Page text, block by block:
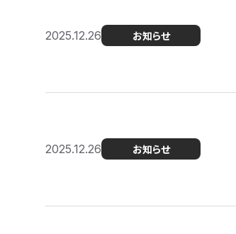
2025.12.26 お知らせ
2025.12.26 お知らせ